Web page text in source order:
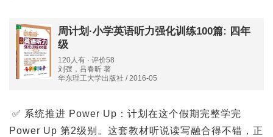
周计划·小学英语听力强化训练100篇: 四年
级
120人有 · 评价58
刘弢，吕春昕 著
华东理工大学出版社 / 2016-05
✅ 系统推进 Power Up：计划在这个假期完整学完
Power Up 第2级别。这套教材听说读写融合得不错，正